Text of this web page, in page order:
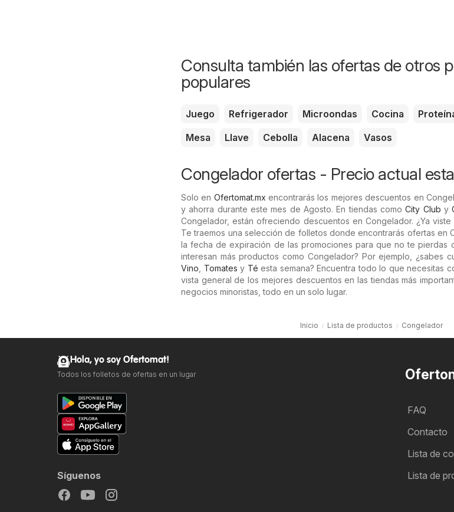
Consulta también las ofertas de otros
populares
Juego Refrigerador Microondas Cocina
Mesa
Llave Cebolla Alacena Vasos
Congelador ofertas - Precio actual
Solo en Ofertomat.mx encontrarás los mejores descuentos en
y ahorra durante este mes de Agosto. En tiendas comoCity Club y
Congelador, están ofreciendo descuentos en Congelador. ¿Ya
Te traemos una selección de folletos donde encontrarás ofertas en
la fecha de expiración de las promociones para que no te pierdas
interesan más productos como Congelador? Por ejemplo, ¿sabes
Vino
Tomates y Té esta semana? Encuentra todo lo que necesitas
vista general de los mejores descuentos en las tiendas más
negocios minoristas, todo en un solo lugar.
Inicio Lista de productos Congelador
FAQ
Contacto
Lista de
Lista de
Hola, yo soy Ofertomat!
Todos los folletos de ofertas en un lugar
Síguenos